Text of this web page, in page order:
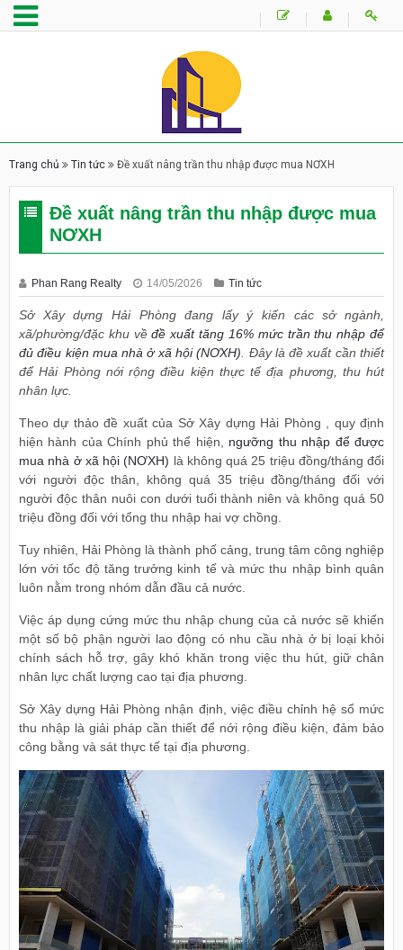
Trang chủ Tin tức Đề xuất nâng trần thu nhập được mua NƠXH
Đề xuất nâng trần thu nhập được mua
NƠXH
Phan Rang Realty 14/05/2026 Tin tức
Sở Xây dựng Hải Phòng đang lấy ý kiến các sở ngành,
xã/phường/đặc khu vềđề xuất tăng 16% mức trần thu nhập để
đủ điều kiện mua nhà ở xã hội (NƠXH) . Đây là đề xuất cần thiết
để Hải Phòng nới rộng điều kiện thực tế địa phương, thu hút
nhân lực.
Theo dự thảo đề xuất của Sở Xây dựng Hải Phòng , quy định
hiện hành của Chính phủ thể hiện, ngưỡng thu nhập để được
mua nhà ở xã hội (NƠXH) là không quá 25 triệu đồng/tháng đối
với người độc thân, không quá 35 triệu đồng/tháng đối với
người độc thân nuôi con dưới tuổi thành niên và không quá 50
triệu đồng đối với tổng thu nhập hai vợ chồng.
Tuy nhiên, Hải Phòng là thành phố cảng, trung tâm công nghiệp
lớn với tốc độ tăng trưởng kinh tế và mức thu nhập bình quân
luôn nằm trong nhóm dẫn đầu cả nước.
Việc áp dụng cứng mức thu nhập chung của cả nước sẽ khiến
một số bộ phận người lao động có nhu cầu nhà ở bị loại khỏi
chính sách hỗ trợ, gây khó khăn trong việc thu hút, giữ chân
nhân lực chất lượng cao tại địa phương.
Sở Xây dựng Hải Phòng nhận định, việc điều chỉnh hệ số mức
thu nhập là giải pháp cần thiết để nới rộng điều kiện, đảm bảo
công bằng và sát thực tế tại địa phương.